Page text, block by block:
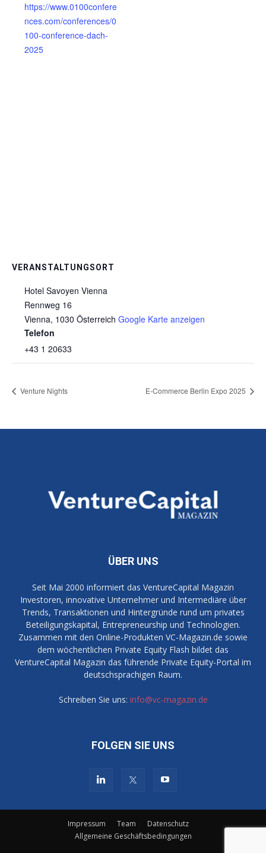
https://www.0100confere
nces.com/conferences/0
100-conference-dach-
2025
VERANSTALTUNGSORT
Hotel Savoyen Vienna
Rennweg 16
Vienna, 1030 Österreich Google Karte anzeigen
Telefon
+43 1 20633
Venture Nights E-Commerce Berlin Expo 2025
ÜBER UNS
Seit Mai 2000 informiert das VentureCapital Magazin
Investoren, innovative Unternehmer und Intermediäre über
Trends, Transaktionen und Hintergründe rund um privates
Beteiligungskapital, Entrepreneurship und Technologien.
Zusammen mit den Online-Produkten VC-Magazin.de sowie
dem wöchentlichen Private Equity Flash bildet das
VentureCapital Magazin das führende Private Equity-Portal im
deutschsprachigen Raum.
Schreiben Sie uns: info@vc-magazin.de
FOLGEN SIE UNS
Impressum Team
Datenschutz
Allgemeine Geschäftsbedingungen